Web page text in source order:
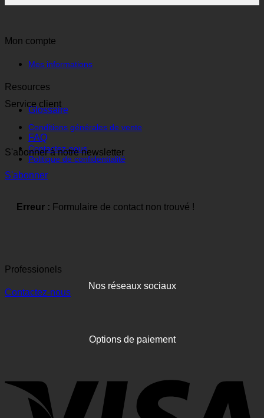
Mon compte
Mes informations
Resources
Glossaire
Service client
Conditions générales de vente
FAQ
Contactez-nous
Politique de confidentialité
S'abonner à notre newsletter
S'abonner
Erreur : Formulaire de contact non trouvé !
Professionels
Contactez-nous
Nos réseaux sociaux
Options de paiement